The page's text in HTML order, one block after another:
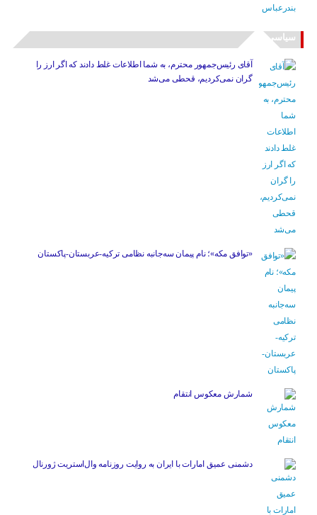
سیاسی
آقای رئیس‌جمهور محترم، به شما اطلاعات غلط دادند که اگر ارز را
گران نمی‌کردیم، قحطی می‌شد
«توافق مکه»؛ نام پیمان سه‌جانبه نظامی ترکیه-عربستان-پاکستان
شمارش معکوس انتقام
دشمنی عمیق امارات با ایران به روایت روزنامه وال‌استریت ژورنال